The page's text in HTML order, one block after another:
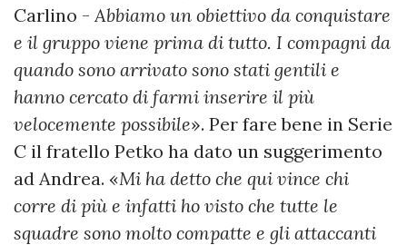
Carlino - Abbiamo un obiettivo da conquistare
e il gruppo viene prima di tutto. I compagni da
quando sono arrivato sono stati gentili e
hanno cercato di farmi inserire il più
velocemente possibile». Per fare bene in Serie
C il fratello Petko ha dato un suggerimento
ad Andrea. «Mi ha detto che qui vince chi
corre di più e infatti ho visto che tutte le
squadre sono molto compatte e gli attaccanti